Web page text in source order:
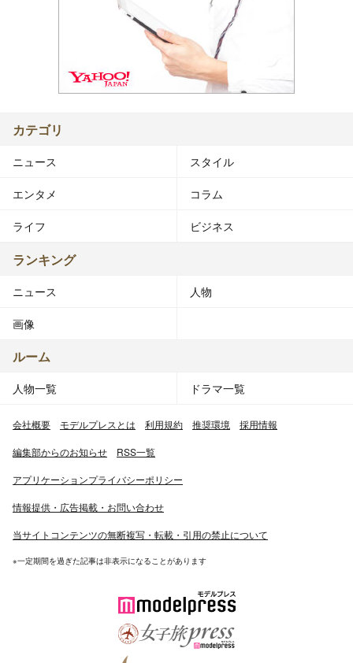
カテゴリ
ニュース スタイル
エンタメ コラム
ライフ ビジネス
ランキング
ニュース 人物
画像
ルーム
人物一覧 ドラマ一覧
会社概要 モデルプレスとは 利用規約 推奨環境 採用情報
編集部からのお知らせ RSS一覧
アプリケーションプライバシーポリシー
情報提供・広告掲載・お問い合わせ
当サイトコンテンツの無断複写・転載・引用の禁止について
※一定期間を過ぎた記事は非表示になることがあります